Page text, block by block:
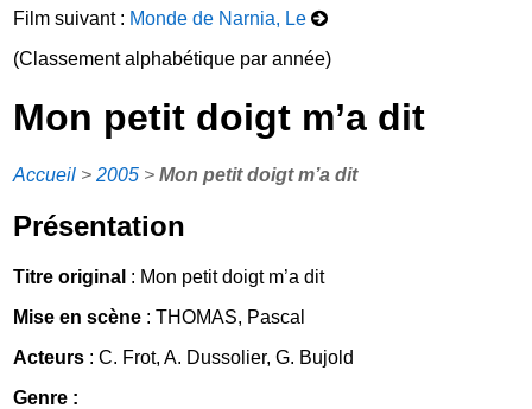
Film suivant : Monde de Narnia, Le
(Classement alphabétique par année)
Mon petit doigt m’a dit
Accueil >2005 >Mon petit doigt m’a dit
Présentation
Titre original : Mon petit doigt m’a dit
Mise en scène : THOMAS, Pascal
Acteurs : C. Frot, A. Dussolier, G. Bujold
Genre :